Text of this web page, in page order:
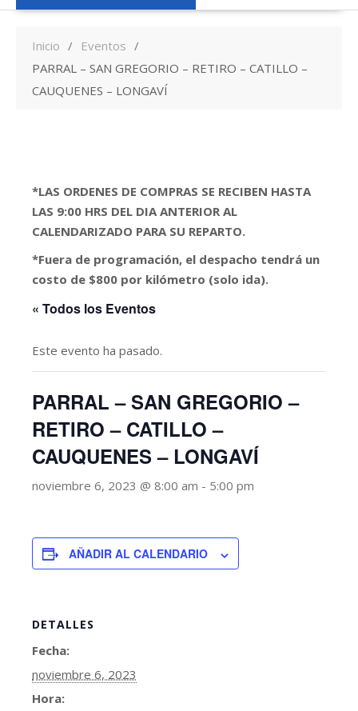
Inicio
Eventos
PARRAL – SAN GREGORIO – RETIRO – CATILLO –
CAUQUENES – LONGAVÍ
*LAS ORDENES DE COMPRAS SE RECIBEN HASTA
LAS 9:00 HRS DEL DIA ANTERIOR AL
CALENDARIZADO PARA SU REPARTO.
*Fuera de programación, el despacho tendrá un
costo de $800 por kilómetro (solo ida).
« Todos los Eventos
Este evento ha pasado.
PARRAL – SAN GREGORIO –
RETIRO – CATILLO –
CAUQUENES – LONGAVÍ
noviembre 6, 2023 @ 8:00 am - 5:00 pm
AÑADIR AL CALENDARIO
DETALLES
Fecha:
noviembre 6, 2023
Hora: